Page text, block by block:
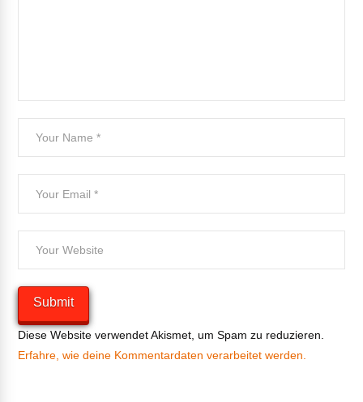
Diese Website verwendet Akismet, um Spam zu reduzieren.
Erfahre, wie deine Kommentardaten verarbeitet werden.